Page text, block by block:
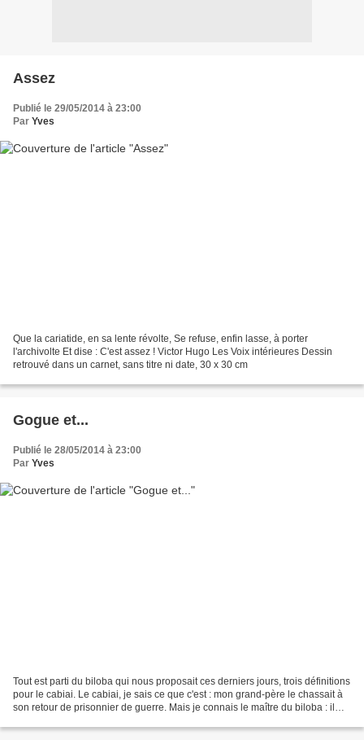
Assez
Publié le 29/05/2014 à 23:00
Par Yves
Que la cariatide, en sa lente révolte, Se refuse, enfin lasse, à porter
l'archivolte Et dise : C'est assez ! Victor Hugo Les Voix intérieures Dessin
retrouvé dans un carnet, sans titre ni date, 30 x 30 cm
Gogue et...
Publié le 28/05/2014 à 23:00
Par Yves
Tout est parti du biloba qui nous proposait ces derniers jours, trois définitions
pour le cabiai. Le cabiai, je sais ce que c'est : mon grand-père le chassait à
son retour de prisonnier de guerre. Mais je connais le maître du biloba : il